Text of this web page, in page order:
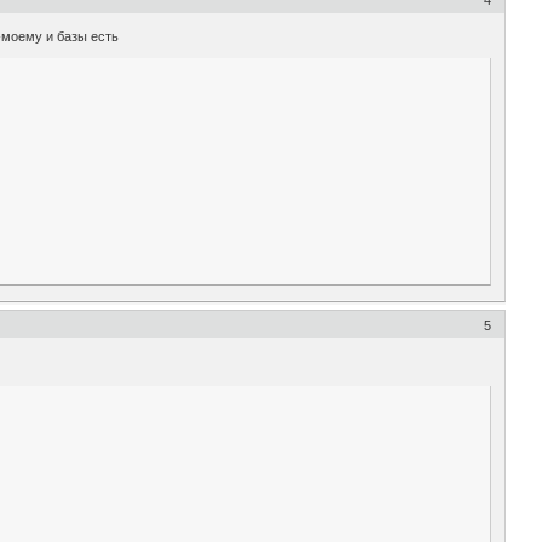
и базы есть
5